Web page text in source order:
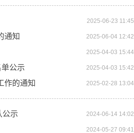
2025-06-23 11:45
通知 2025-06-04 12:42
2025-04-03 15:44
公示 2025-04-03 15:42
作的通知 2025-02-28 13:04
公示 2024-06-14 14:02
2024-05-27 09:41